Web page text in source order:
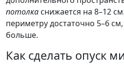
потолка снижается на 8–12
периметру достаточно 5–6
больше.
Как сделать опуск